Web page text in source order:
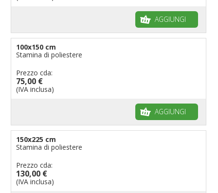
AGGIUNGI
100x150 cm
Stamina di poliestere
Prezzo cda:
75,00 €
(IVA inclusa)
AGGIUNGI
150x225 cm
Stamina di poliestere
Prezzo cda:
130,00 €
(IVA inclusa)